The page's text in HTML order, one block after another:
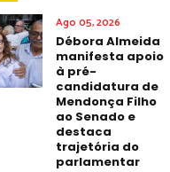
Ago 05, 2026
Débora Almeida
manifesta apoio
à pré-
candidatura de
Mendonça Filho
ao Senado e
destaca
trajetória do
parlamentar